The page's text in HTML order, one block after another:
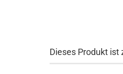
Dieses Produkt ist